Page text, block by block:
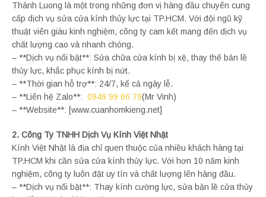
Thành Luong là một trong những đơn vị hàng đầu chuyên cung
cấp dịch vụ sửa cửa kính thủy lực tại TP.HCM. Với đội ngũ kỹ
thuật viên giàu kinh nghiệm, công ty cam kết mang đến dịch vụ
chất lượng cao và nhanh chóng.
– **Dịch vụ nổi bật**: Sửa chữa cửa kính bị xệ, thay thế bản lề
thủy lực, khắc phục kính bị nứt.
– **Thời gian hỗ trợ**: 24/7, kể cả ngày lễ.
– **Liên hệ Zalo**: 0949 99 66 79(Mr Vinh)
– **Website**: [www.cuanhomkieng.net]
2. Công Ty TNHH Dịch Vụ Kính Việt Nhật
Kính Việt Nhật là địa chỉ quen thuộc của nhiều khách hàng tại
TP.HCM khi cần sửa cửa kính thủy lực. Với hơn 10 năm kinh
nghiệm, công ty luôn đặt uy tín và chất lượng lên hàng đầu.
– **Dịch vụ nổi bật**: Thay kính cường lực, sửa bản lề cửa thủy